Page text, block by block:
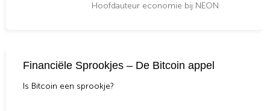
Hoofdauteur economie bij NEON
Financiële Sprookjes – De Bitcoin appel
Is Bitcoin een sprookje?